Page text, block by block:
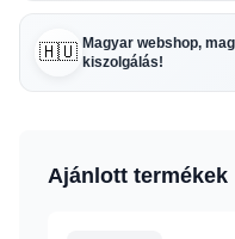
🇭🇺 Magyar webshop,
kiszolgálás!
Ajánlott termékek